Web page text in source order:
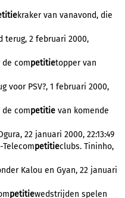
kraker van vanavond, die
terug, 2 februari 2000,
competitietopper van
voor PSV?, 1 februari 2000,
competitie van komende
22 januari 2000, 22:13:49
Telecompetitieclubs. Tininho,
Kalou en Gyan, 22 januari
petitiewedstrijden spelen